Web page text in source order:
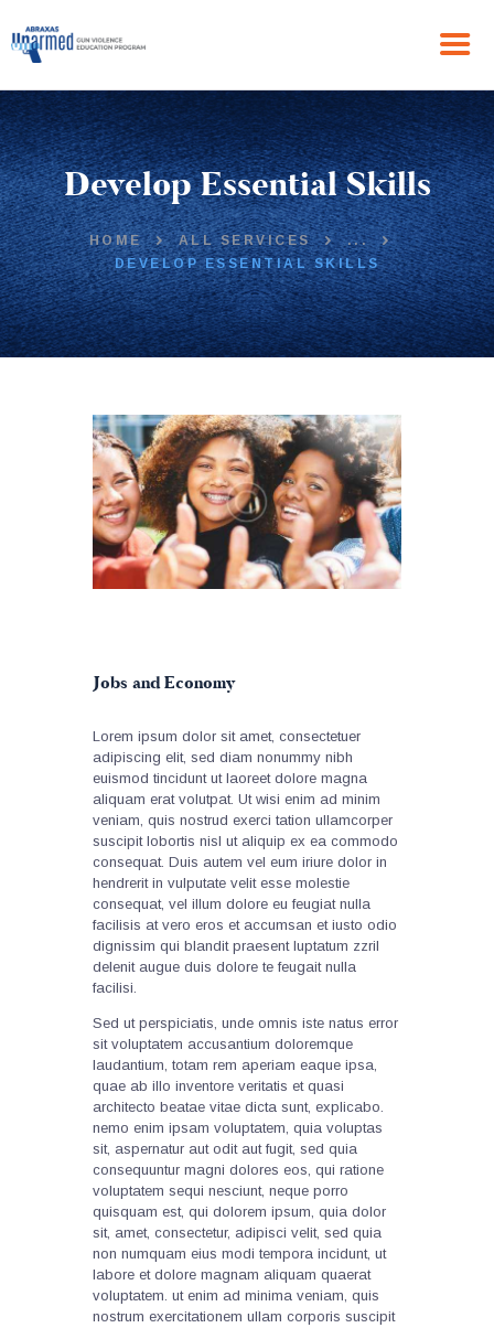
Develop Essential Skills
HOME ALL SERVICES
...
DEVELOP ESSENTIAL SKILLS
HOME
ABOUT US
THE PROGRAM
NEWS
GET IN TOUCH
Jobs and Economy
Lorem ipsum dolor sit amet, consectetuer
adipiscing elit, sed diam nonummy nibh
euismod tincidunt ut laoreet dolore magna
aliquam erat volutpat. Ut wisi enim ad minim
veniam, quis nostrud exerci tation ullamcorper
suscipit lobortis nisl ut aliquip ex ea commodo
consequat. Duis autem vel eum iriure dolor in
hendrerit in vulputate velit esse molestie
consequat, vel illum dolore eu feugiat nulla
facilisis at vero eros et accumsan et iusto odio
dignissim qui blandit praesent luptatum zzril
delenit augue duis dolore te feugait nulla
facilisi.
Sed ut perspiciatis, unde omnis iste natus error
sit voluptatem accusantium doloremque
laudantium, totam rem aperiam eaque ipsa,
quae ab illo inventore veritatis et quasi
architecto beatae vitae dicta sunt, explicabo.
nemo enim ipsam voluptatem, quia voluptas
sit, aspernatur aut odit aut fugit, sed quia
consequuntur magni dolores eos, qui ratione
voluptatem sequi nesciunt, neque porro
quisquam est, qui dolorem ipsum, quia dolor
sit, amet, consectetur, adipisci velit, sed quia
non numquam eius modi tempora incidunt, ut
labore et dolore magnam aliquam quaerat
voluptatem. ut enim ad minima veniam, quis
nostrum exercitationem ullam corporis suscipit